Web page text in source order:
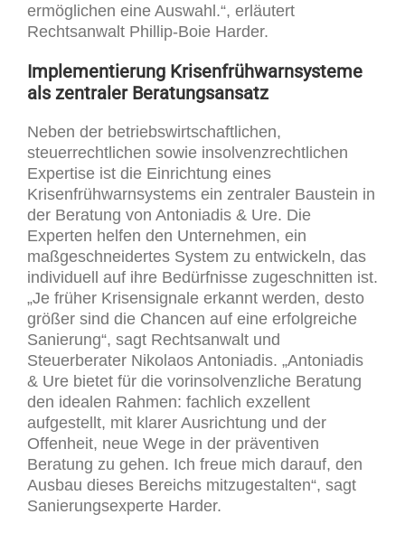
ermöglichen eine Auswahl.“, erläutert
Rechtsanwalt Phillip-Boie Harder.
Implementierung Krisenfrühwarnsysteme
als zentraler Beratungsansatz
Neben der betriebswirtschaftlichen,
steuerrechtlichen sowie insolvenzrechtlichen
Expertise ist die Einrichtung eines
Krisenfrühwarnsystems ein zentraler Baustein in
der Beratung von Antoniadis & Ure. Die
Experten helfen den Unternehmen, ein
maßgeschneidertes System zu entwickeln, das
individuell auf ihre Bedürfnisse zugeschnitten ist.
„Je früher Krisensignale erkannt werden, desto
größer sind die Chancen auf eine erfolgreiche
Sanierung“, sagt Rechtsanwalt und
Steuerberater Nikolaos Antoniadis. „Antoniadis
& Ure bietet für die vorinsolvenzliche Beratung
den idealen Rahmen: fachlich exzellent
aufgestellt, mit klarer Ausrichtung und der
Offenheit, neue Wege in der präventiven
Beratung zu gehen. Ich freue mich darauf, den
Ausbau dieses Bereichs mitzugestalten“, sagt
Sanierungsexperte Harder.